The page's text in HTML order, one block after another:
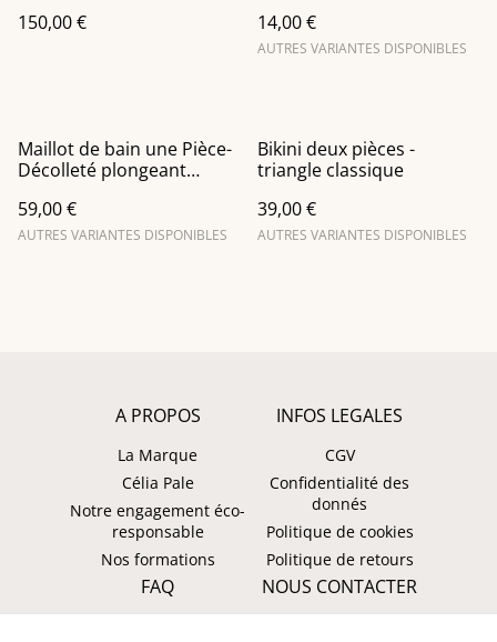
150,00 € 14,00 €
AUTRES VARIANTES DISPONIBLES
Maillot de bain une Pièce-
Décolleté plongeant
59,00 €
AUTRES VARIANTES DISPONIBLES
Bikini deux pièces -
triangle classique
39,00 €
AUTRES VARIANTES DISPONIBLES
A PROPOS
La Marque
Célia Pale
Notre engagement éco-
responsable
Nos formations
INFOS LEGALES
CGV
Confidentialité des
donnés
Politique de cookies
Politique de retours
FAQ NOUS CONTACTER